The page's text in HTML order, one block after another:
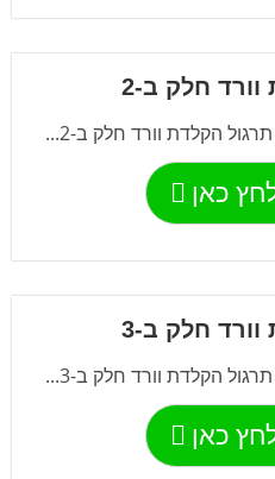
חלק ב-2
הקלדת וורד חלק ב-2...
כאן
חלק ב-3
הקלדת וורד חלק ב-3...
כאן